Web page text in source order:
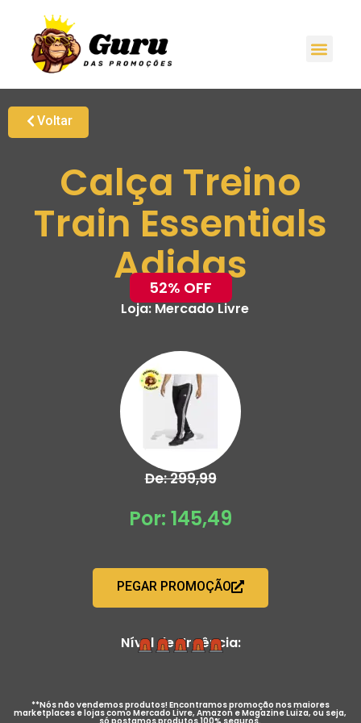
Voltar
Calça Treino
Train Essentials
Adidas
52% OFF
Loja:Mercado Livre
De: 299,99
Por: 145,49
PEGAR PROMOÇÃO
Nível de Urgência:
**Nós não vendemos produtos! Encontramos promoção nos maiores
marketplaces e lojas como Mercado Livre, Amazon e Magazine Luiza, ou seja,